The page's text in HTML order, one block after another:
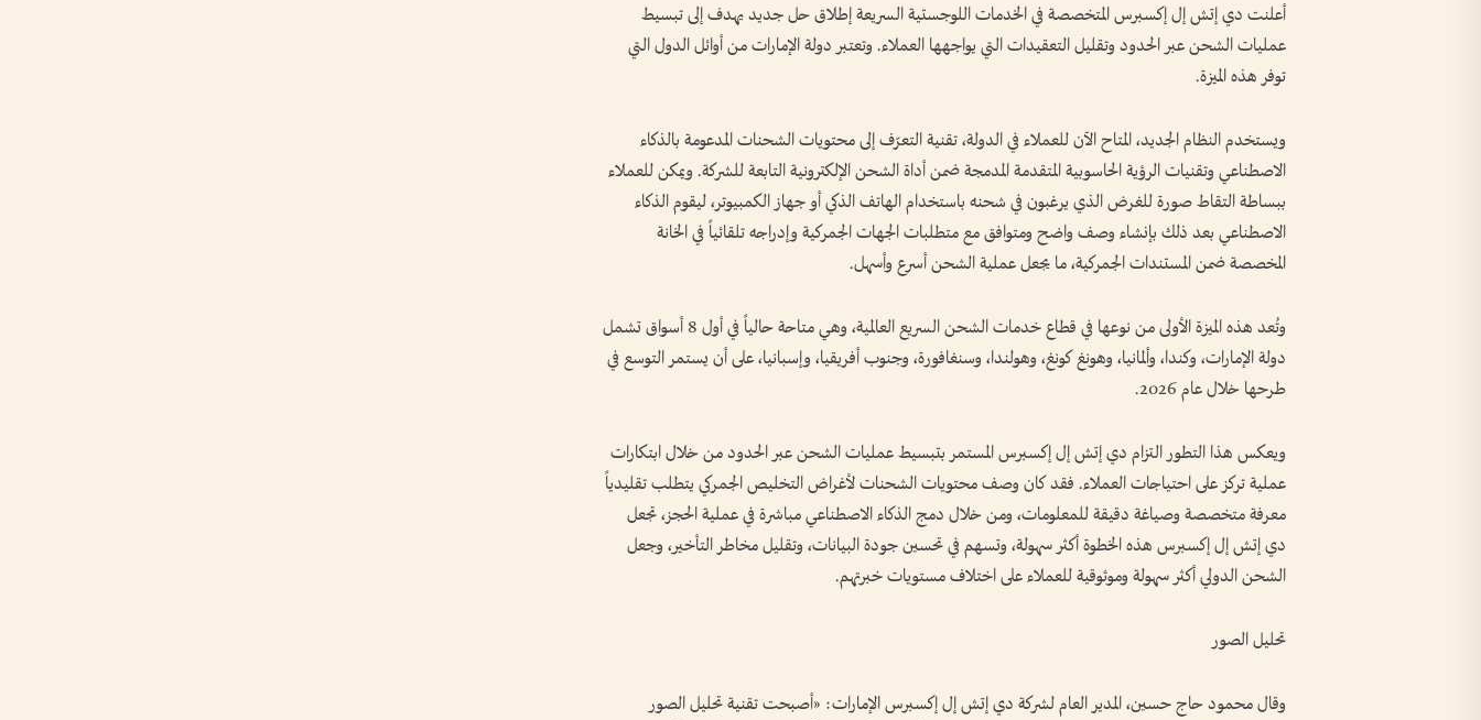
أعلنت دي إتش إل إكسبرس المتخصصة في الخدمات اللوجستية السريعة إطلاق حل جديد يهدف إلى تبسيط
عمليات الشحن عبر الحدود وتقليل التعقيدات التي يواجهها العملاء. وتعتبر دولة الإمارات من أوائل الدول التي
توفر هذه الميزة.
ويستخدم النظام الجديد، المتاح الآن للعملاء في الدولة، تقنية التعرّف إلى محتويات الشحنات المدعومة بالذكاء
الاصطناعي وتقنيات الرؤية الحاسوبية المتقدمة المدمجة ضمن أداة الشحن الإلكترونية التابعة للشركة. ويمكن للعملاء
ببساطة التقاط صورة للغرض الذي يرغبون في شحنه باستخدام الهاتف الذكي أو جهاز الكمبيوتر، ليقوم الذكاء
الاصطناعي بعد ذلك بإنشاء وصف واضح ومتوافق مع متطلبات الجهات الجمركية وإدراجه تلقائياً في الخانة
المخصصة ضمن المستندات الجمركية، ما يجعل عملية الشحن أسرع وأسهل.
وتُعد هذه الميزة الأولى من نوعها في قطاع خدمات الشحن السريع العالمية، وهي متاحة حالياً في أول 8 أسواق تشمل
دولة الإمارات، وكندا، وألمانيا، وهونغ كونغ، وهولندا، وسنغافورة، وجنوب أفريقيا، وإسبانيا، على أن يستمر التوسع في
طرحها خلال عام 2026.
ويعكس هذا التطور التزام دي إتش إل إكسبرس المستمر بتبسيط عمليات الشحن عبر الحدود من خلال ابتكارات
عملية تركز على احتياجات العملاء. فقد كان وصف محتويات الشحنات لأغراض التخليص الجمركي يتطلب تقليدياً
معرفة متخصصة وصياغة دقيقة للمعلومات، ومن خلال دمج الذكاء الاصطناعي مباشرة في عملية الحجز، تجعل
دي إتش إل إكسبرس هذه الخطوة أكثر سهولة، وتسهم في تحسين جودة البيانات، وتقليل مخاطر التأخير، وجعل
الشحن الدولي أكثر سهولة وموثوقية للعملاء على اختلاف مستويات خبرتهم.
تحليل الصور
وقال محمود حاج حسين، المدير العام لشركة دي إتش إل إكسبرس الإمارات: «أصبحت تقنية تحليل الصور